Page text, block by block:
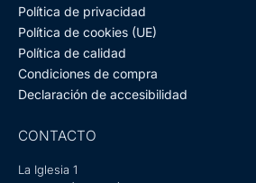
Política de privacidad
Política de cookies (UE)
Política de calidad
Condiciones de compra
Declaración de accesibilidad
CONTACTO
La Iglesia 1